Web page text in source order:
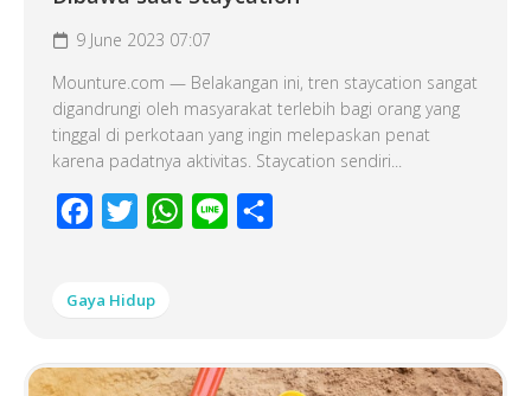
9 June 2023 07:07
Mounture.com — Belakangan ini, tren staycation sangat
digandrungi oleh masyarakat terlebih bagi orang yang
tinggal di perkotaan yang ingin melepaskan penat
karena padatnya aktivitas. Staycation sendiri...
Facebook
Twitter WhatsApp
Line
Gaya Hidup